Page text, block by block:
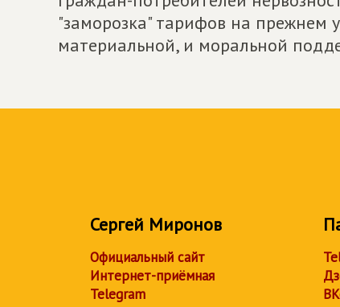
"заморозка" тарифов на прежнем
материальной, и моральной
Сергей Миронов
Официальный сайт
Интернет-приёмная
Telegram